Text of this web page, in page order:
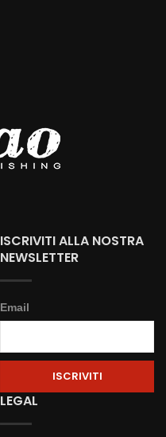
ISCRIVITI ALLA NOSTRA
NEWSLETTER
Email
LEGAL